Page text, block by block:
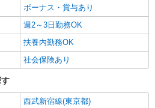
ボーナス・賞与あり
週2～3日勤務OK
扶養内勤務OK
社会保険あり
西武新宿線(東京都)